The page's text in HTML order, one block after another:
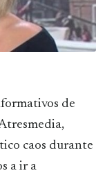
de
caos durante
a ir a